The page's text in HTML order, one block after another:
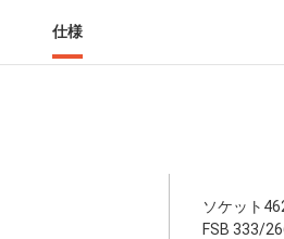
仕様
ソケット
FSB 333/